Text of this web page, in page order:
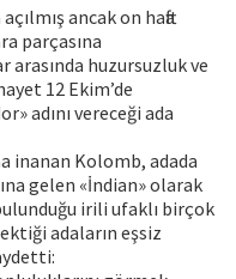
ancak on hafta
parçasına
arasında huzursuzluk ve
12 Ekim’de
adını vereceği ada
inanan Kolomb, adada
gelen «İndian» olarak
irili ufaklı birçok
adaların eşsiz